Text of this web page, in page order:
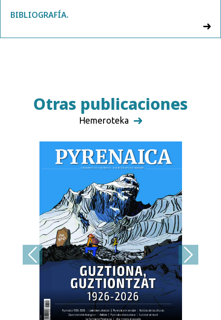
BIBLIOGRAFÍA.
Otras publicaciones
Hemeroteka